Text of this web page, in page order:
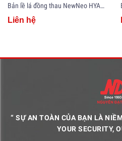
Bản lề lá đồng thau NewNeo HYA5-PVD
Liên hệ
“ SỰ AN TOÀN CỦA BẠN LÀ
YOUR SECURITY,